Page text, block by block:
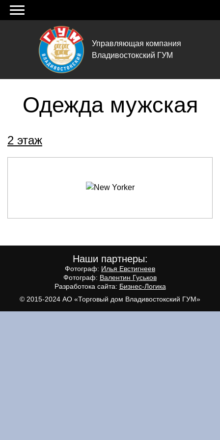
Управляющая компания
Владивостокский ГУМ
Одежда мужская
2 этаж
Наши партнеры:
Фотограф: Илья Евстигнеев
Фотограф: Валентин Гуськов
Разработока сайта: Бизнес-Логика
© 2015-2024 АО «Торговый дом Владивостокский ГУМ»